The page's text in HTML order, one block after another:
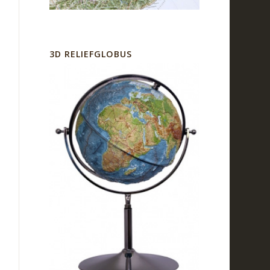
3D RELIEFGLOBUS